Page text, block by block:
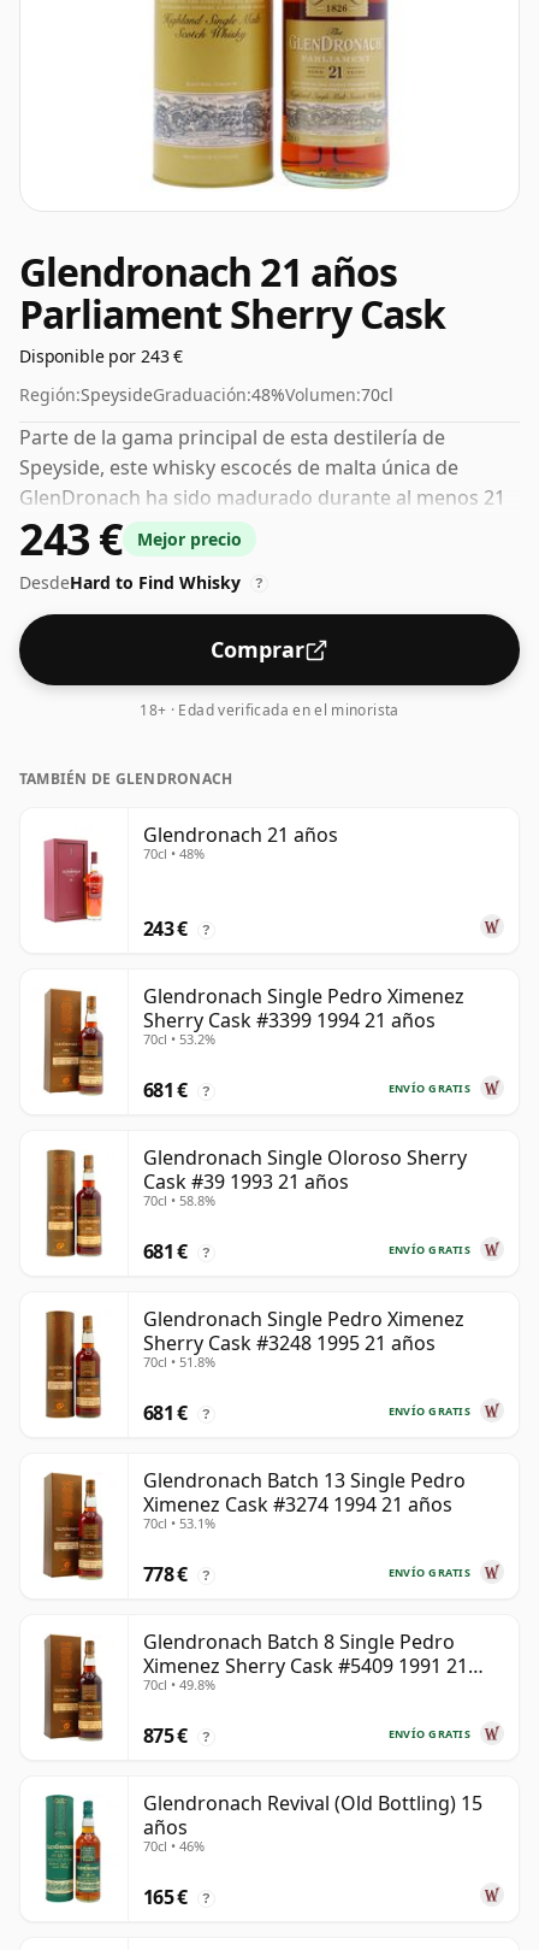
Glendronach 21 años
Parliament Sherry Cask
Disponible por 243 €
Región:SpeysideGraduación:48%Volumen:70cl
Parte de la gama principal de esta destilería de
Speyside, este whisky escocés de malta única de
GlenDronach ha sido madurado durante al menos 21
años. Al 48%, ciertamente puedes agregar una o dos
gotas de agua decente a este whisky para realzar la
textura y abrir el espíritu.
243 €
Mejor precio
DesdeHard to Find Whisky ?
Comprar
18+ · Edad verificada en el minorista
TAMBIÉN DE GLENDRONACH
Glendronach 21 años
70cl • 48%
243 € ?
Glendronach Single Pedro Ximenez
Sherry Cask #3399 1994 21 años
70cl • 53.2%
ENVÍO GRATIS
681 € ?
Glendronach Single Oloroso Sherry
Cask #39 1993 21 años
70cl • 58.8%
ENVÍO GRATIS
681 € ?
Glendronach Single Pedro Ximenez
Sherry Cask #3248 1995 21 años
70cl • 51.8%
ENVÍO GRATIS
681 € ?
Glendronach Batch 13 Single Pedro
Ximenez Cask #3274 1994 21 años
70cl • 53.1%
ENVÍO GRATIS
778 € ?
Glendronach Batch 8 Single Pedro
Ximenez Sherry Cask #5409 1991 21
años
70cl • 49.8%
ENVÍO GRATIS
875 € ?
Glendronach Revival (Old Bottling) 15
años
70cl • 46%
165 € ?